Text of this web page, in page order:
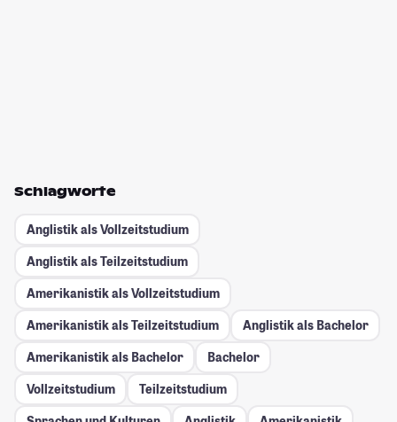
Schlagworte
Anglistik als Vollzeitstudium
Anglistik als Teilzeitstudium
Amerikanistik als Vollzeitstudium
Amerikanistik als Teilzeitstudium
Anglistik als Bachelor
Amerikanistik als Bachelor
Bachelor
Vollzeitstudium
Teilzeitstudium